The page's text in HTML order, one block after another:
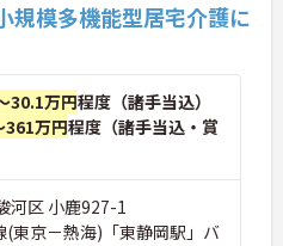
規模多機能型居宅介護に
30.1万円程度（諸手当込）
361万円程度（諸手当込・賞
河区 小鹿927-1
(東京－熱海)「東静岡駅」バ